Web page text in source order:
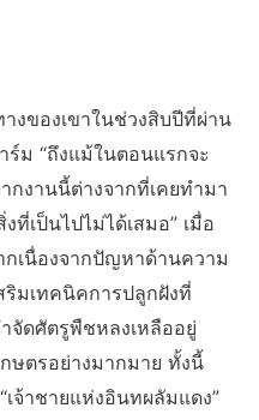
งของเขาในช่วงสิบปีที่ผ่าน
ม “ถึงแม้ในตอนแรกจะ
กงานนี้ต่างจากที่เคยทำมา
เป็นไปไม่ได้เสมอ” เมื่อ
กเนื่องจากปัญหาด้านความ
ริมเทคนิคการปลูกฝังที่
จัดศัตรูพืชหลงเหลืออยู่
ษตรอย่างมากมาย ทั้งนี้
จ้าชายแห่งอินทผลัมแดง”